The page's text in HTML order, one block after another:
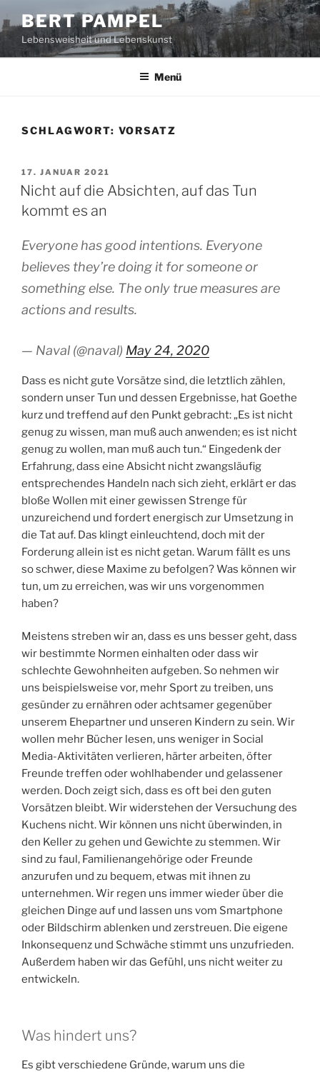
Inhalt
springen
BERT PAMPEL
Lebensweisheit und Lebenskunst
Menü
SCHLAGWORT: VORSATZ
VERÖFFENTLICHT
AM
17. JANUAR 2021
Nicht auf die Absichten, auf das Tun
kommt es an
Everyone has good intentions. Everyone
believes they’re doing it for someone or
something else. The only true measures are
actions and results.
— Naval (@naval) May 24, 2020
Dass es nicht gute Vorsätze sind, die letztlich zählen,
sondern unser Tun und dessen Ergebnisse, hat Goethe
kurz und treffend auf den Punkt gebracht: „Es ist nicht
genug zu wissen, man muß auch anwenden; es ist nicht
genug zu wollen, man muß auch tun.“ Eingedenk der
Erfahrung, dass eine Absicht nicht zwangsläufig
entsprechendes Handeln nach sich zieht, erklärt er das
bloße Wollen mit einer gewissen Strenge für
unzureichend und fordert energisch zur Umsetzung in
die Tat auf. Das klingt einleuchtend, doch mit der
Forderung allein ist es nicht getan. Warum fällt es uns
so schwer, diese Maxime zu befolgen? Was können wir
tun, um zu erreichen, was wir uns vorgenommen
haben?
Meistens streben wir an, dass es uns besser geht, dass
wir bestimmte Normen einhalten oder dass wir
schlechte Gewohnheiten aufgeben. So nehmen wir
uns beispielsweise vor, mehr Sport zu treiben, uns
gesünder zu ernähren oder achtsamer gegenüber
unserem Ehepartner und unseren Kindern zu sein. Wir
wollen mehr Bücher lesen, uns weniger in Social
Media-Aktivitäten verlieren, härter arbeiten, öfter
Freunde treffen oder wohlhabender und gelassener
werden. Doch zeigt sich, dass es oft bei den guten
Vorsätzen bleibt. Wir widerstehen der Versuchung des
Kuchens nicht. Wir können uns nicht überwinden, in
den Keller zu gehen und Gewichte zu stemmen. Wir
sind zu faul, Familienangehörige oder Freunde
anzurufen und zu bequem, etwas mit ihnen zu
unternehmen. Wir regen uns immer wieder über die
gleichen Dinge auf und lassen uns vom Smartphone
oder Bildschirm ablenken und zerstreuen. Die eigene
Inkonsequenz und Schwäche stimmt uns unzufrieden.
Außerdem haben wir das Gefühl, uns nicht weiter zu
entwickeln.
Was hindert uns?
Es gibt verschiedene Gründe, warum uns die